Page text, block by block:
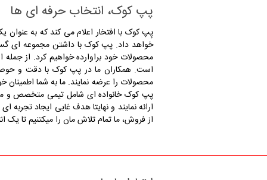
پپ کوک، انتخاب حرفه ای ها
پِپ کوک با افتخار اعلام می کند که به عنوان
خواهد داد. پپ کوک با داشتن مجموعه ای
محصولات خود براوارده خواهیم کرد. از جمله
است. همکاران ما در پپ کوک با دقت و حوصله
محصولات را عرضه نمایند. ما به شما اطمینان
پپ کوک خانواده ای شامل تیمی متخصص و
ارائه نمایند و نهایتا هدف غایی ایجاد
از فروش، ما تمام تلاش مان را میکتنیم تا یک